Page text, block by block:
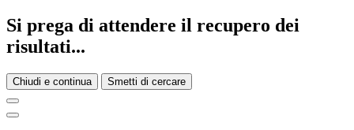
Si prega di attendere il recupero dei
risultati...
Chiudi e continua Smetti di cercare